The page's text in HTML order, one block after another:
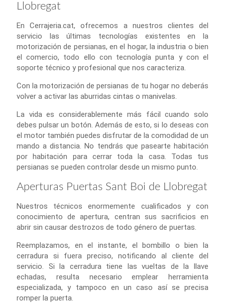
Llobregat
En Cerrajeria.cat, ofrecemos a nuestros clientes del
servicio las últimas tecnologías existentes en la
motorización de persianas, en el hogar, la industria o bien
el comercio, todo ello con tecnología punta y con el
soporte técnico y profesional que nos caracteriza.
Con la motorización de persianas de tu hogar no deberás
volver a activar las aburridas cintas o manivelas.
La vida es considerablemente más fácil cuando solo
debes pulsar un botón. Además de esto, si lo deseas con
el motor también puedes disfrutar de la comodidad de un
mando a distancia. No tendrás que pasearte habitación
por habitación para cerrar toda la casa. Todas tus
persianas se pueden controlar desde un mismo punto.
Aperturas Puertas Sant Boi de Llobregat
Nuestros técnicos enormemente cualificados y con
conocimiento de apertura, centran sus sacrificios en
abrir sin causar destrozos de todo género de puertas.
Reemplazamos, en el instante, el bombillo o bien la
cerradura si fuera preciso, notificando al cliente del
servicio. Si la cerradura tiene las vueltas de la llave
echadas, resulta necesario emplear herramienta
especializada, y tampoco en un caso así se precisa
romper la puerta.